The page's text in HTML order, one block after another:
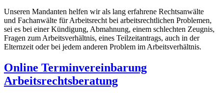
Unseren Mandanten helfen wir als lang erfahrene Rechtsanwälte
und Fachanwälte für Arbeitsrecht bei arbeitsrechtlichen Problemen,
sei es bei einer Kündigung, Abmahnung, einem schlechten Zeugnis,
Fragen zum Arbeitsverhältnis, eines Teilzeitantrags, auch in der
Elternzeit oder bei jedem anderen Problem im Arbeitsverhältnis.
Online Terminvereinbarung
Arbeitsrechtsberatung